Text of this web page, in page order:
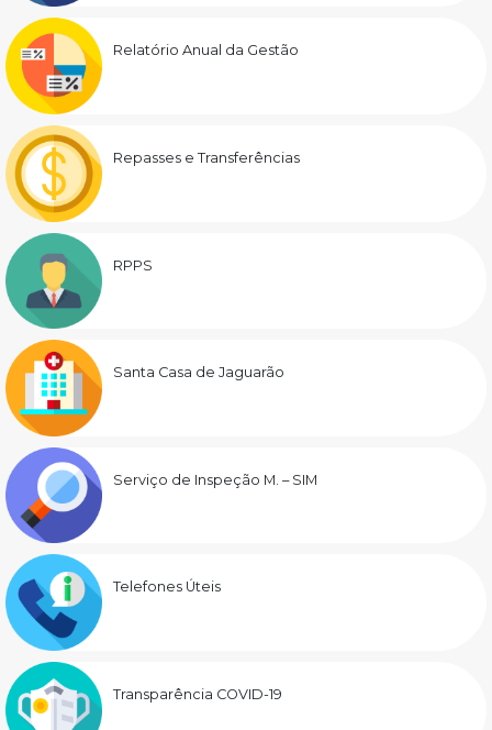
Relatório Anual da Gestão
Repasses e Transferências
RPPS
Santa Casa de Jaguarão
Serviço de Inspeção M. – SIM
Telefones Úteis
Transparência COVID-19